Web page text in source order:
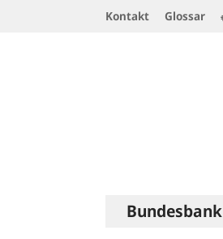
Kontakt Glossar
Hauptnavigation
Bundesbank